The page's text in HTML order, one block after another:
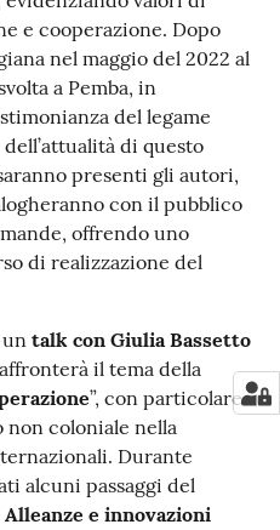
e cooperazione. Dopo
nel maggio del 2022 al
a Pemba, in
del legame
di questo
presenti gli autori,
con il pubblico
offrendo uno
di realizzazione del
un talk con Giulia Bassetto
affronterà il tema della
”, con particolare
coloniale nella
Durante
alcuni passaggi del
Alleanze e innovazioni